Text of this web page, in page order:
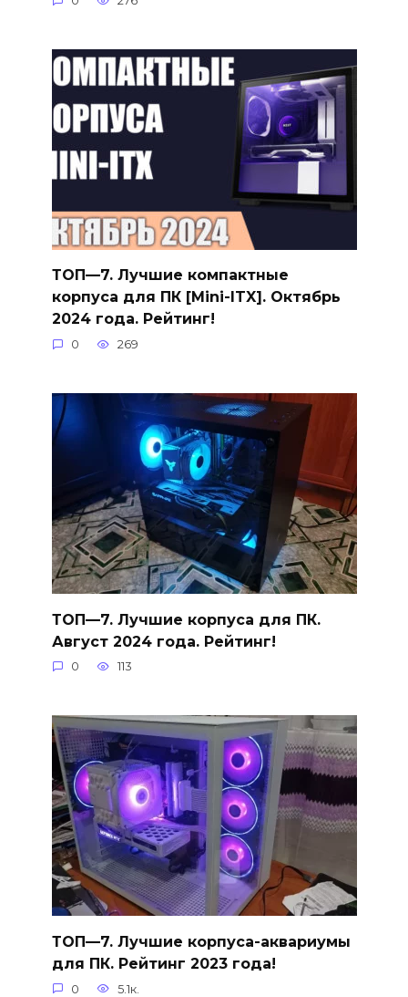
ТОП—7. Лучшие компактные
корпуса для ПК [Mini-ITX]. Октябрь
2024 года. Рейтинг!
0 269
ТОП—7. Лучшие корпуса для ПК.
Август 2024 года. Рейтинг!
0 113
ТОП—7. Лучшие корпуса-аквариумы
для ПК. Рейтинг 2023 года!
0 5.1к.